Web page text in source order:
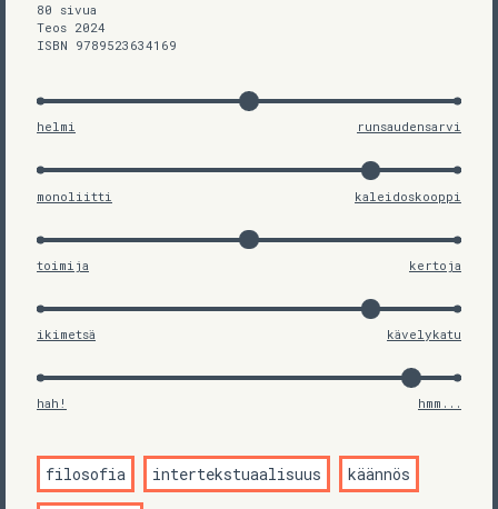
80 sivua
Teos 2024
ISBN 9789523634169
helmi runsaudensarvi
monoliitti kaleidoskooppi
toimija kertoja
ikimetsä kävelykatu
hah! hmm...
filosofia intertekstuaalisuus käännös